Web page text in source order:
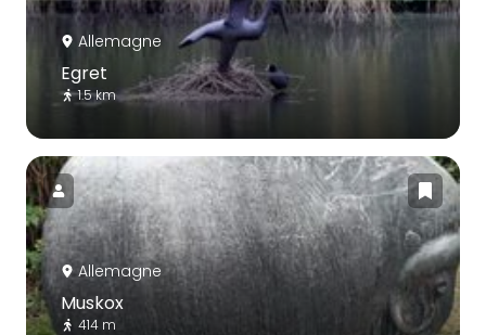
Allemagne
Egret
1.5 km
Allemagne
Muskox
414 m